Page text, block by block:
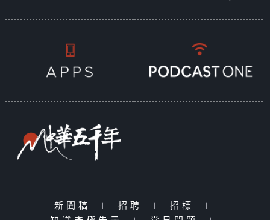
新聞稿 | 招聘 | 招標
|